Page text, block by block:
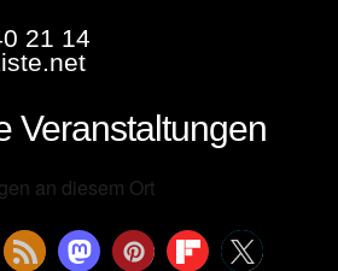
21 14
Veranstaltungen
an diesem Ort